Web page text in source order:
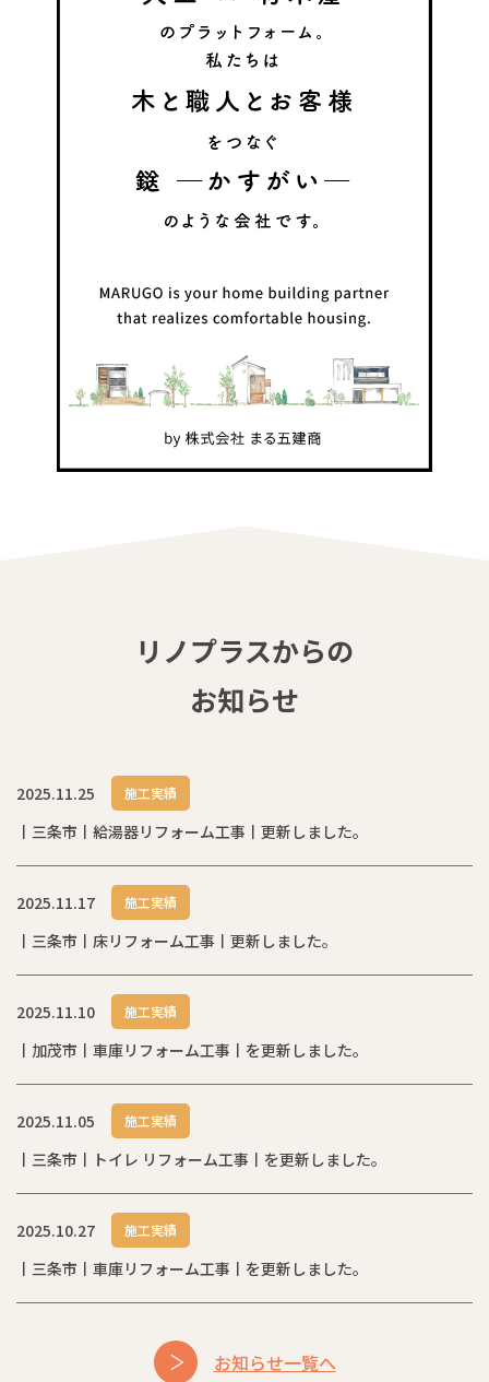
リノプラスからの
お知らせ
2025.11.25 施工実績
丨三条市丨給湯器リフォーム工事丨更新しました。
2025.11.17 施工実績
丨三条市丨床リフォーム工事丨更新しました。
2025.11.10 施工実績
丨加茂市丨車庫リフォーム工事丨を更新しました。
2025.11.05 施工実績
丨三条市丨トイレ リフォーム工事丨を更新しました。
2025.10.27 施工実績
丨三条市丨車庫リフォーム工事丨を更新しました。
お知らせ一覧へ